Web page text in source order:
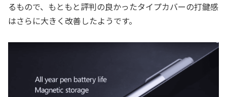
るもので、もともと評判の良かったタイプカバーの打鍵感
はさらに大きく改善したようです。